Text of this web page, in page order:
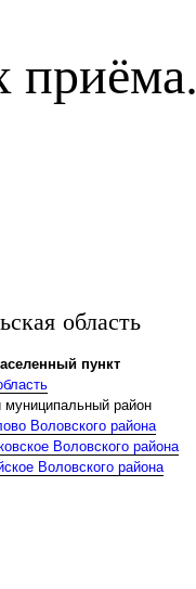
приёма.
область
пункт
муниципальный район
Воловского района
Воловского района
Воловского района